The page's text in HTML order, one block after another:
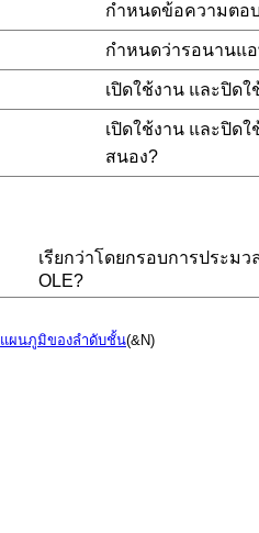
กำหนดข้อความตอ
กำหนดว่ารอนานแอ
เปิดใช้งาน และปิด
เปิดใช้งาน และปิด
สนอง?
เรียกว่าโดยกรอบการประม
OLE?
แผนภูมิของลำดับชั้น(&N)